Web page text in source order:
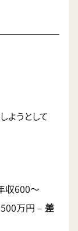
うとして
収600〜
万円 – 差